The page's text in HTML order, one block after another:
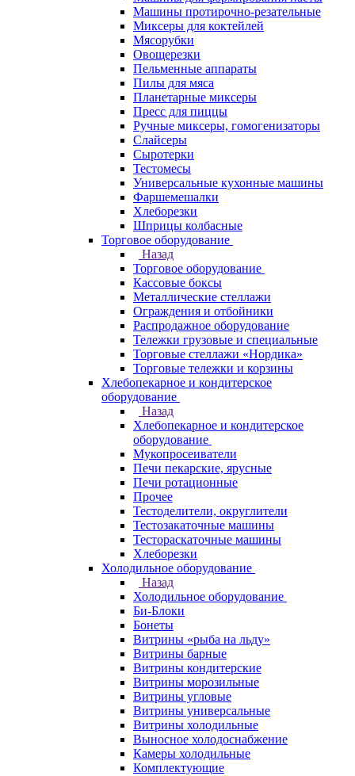
Машины протирочно-резательные
Миксеры для коктейлей
Мясорубки
Овощерезки
Пельменные аппараты
Пилы для мяса
Планетарные миксеры
Пресс для пиццы
Ручные миксеры, гомогенизаторы
Слайсеры
Сыротерки
Тестомесы
Универсальные кухонные машины
Фаршемешалки
Хлеборезки
Шприцы колбасные
Торговое оборудование
Назад
Торговое оборудование
Кассовые боксы
Металлические стеллажи
Ограждения и отбойники
Распродажное оборудование
Тележки грузовые и специальные
Торговые стеллажи «Нордика»
Торговые тележки и корзины
Хлебопекарное и кондитерское
оборудование
Назад
Хлебопекарное и кондитерское
оборудование
Мукопросеиватели
Печи пекарские, ярусные
Печи ротационные
Прочее
Тестоделители, округлители
Тестозакаточные машины
Тестораскаточные машины
Хлеборезки
Холодильное оборудование
Назад
Холодильное оборудование
Би-Блоки
Бонеты
Витрины «рыба на льду»
Витрины барные
Витрины кондитерские
Витрины морозильные
Витрины угловые
Витрины универсальные
Витрины холодильные
Выносное холодоснабжение
Камеры холодильные
Комплектующие